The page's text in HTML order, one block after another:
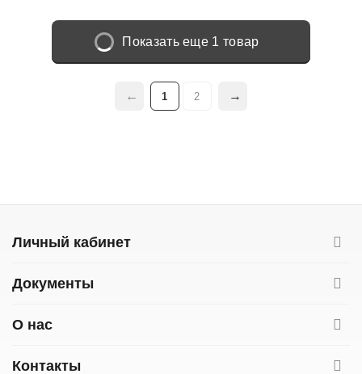
Показать еще 1 товар
1 2
Личный кабинет
Документы
О нас
Контакты